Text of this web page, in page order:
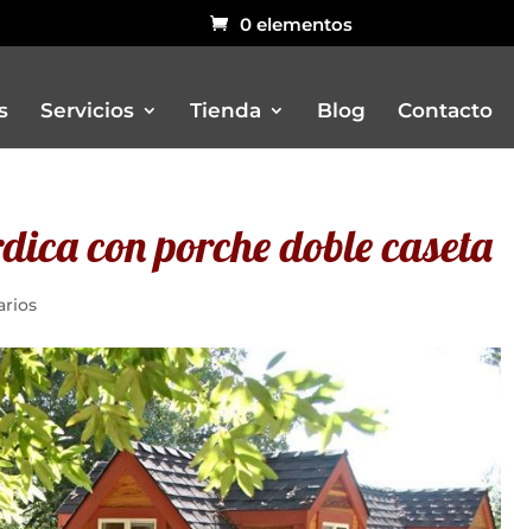
0 elementos
Servicios Tienda
Bar
Otros remolques venta ambulante
Pizzerias
Rustidores, pizzerias, barbacoas, creperias
Vitrinas
Blog Contacto
con porche doble caseta